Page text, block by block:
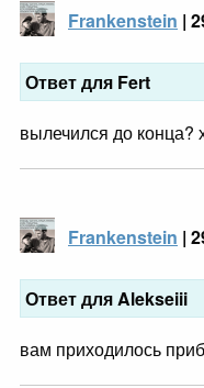
Frankenstein |
Ответ для Fert
вылечился до конца?
Frankenstein |
Ответ для Alekseiii
вам приходилось